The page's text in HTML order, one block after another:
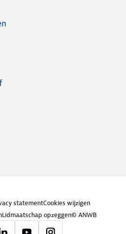
statementCookies wijzigen
Lidmaatschap opzeggen© ANWB